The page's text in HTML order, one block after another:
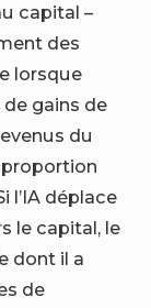
capital –
des
lorsque
gains de
du
l’IA déplace
le capital, le
dont il a
de